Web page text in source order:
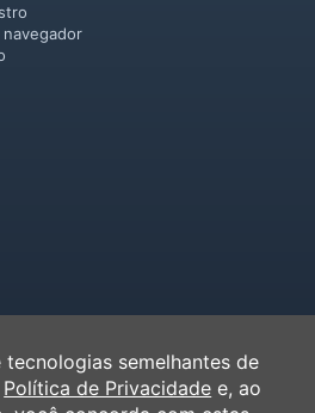
semelhantes de
Política de Privacidade e, ao